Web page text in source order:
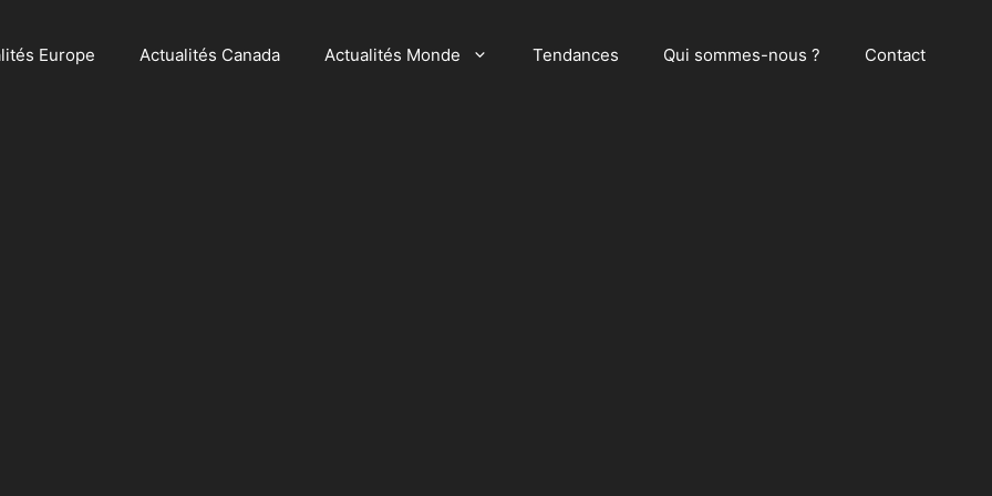
Europe Actualités Canada Actualités Monde Tendances Qui sommes-nous ? Contact